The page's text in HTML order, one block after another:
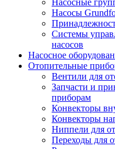
Насосные
Насосы
Системы
насосов
Насосное
Отопительные
Вентили для
Запчасти и
приборам
Конвекторы
Конвекторы
Ниппели для
Переходы для